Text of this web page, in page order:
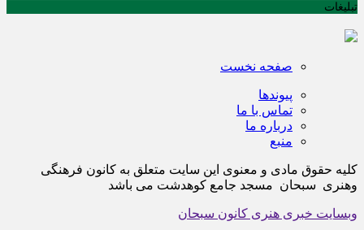
تبلیغات
صفحه نخست
پیوندها
تماس با ما
درباره ما
منبع
کلیه حقوق مادی و معنوی این سایت متعلق به کانون فرهنگی
وهنری سبحان مسجد جامع کوهدشت می باشد
وبسایت خبری هنری کانون سبحان